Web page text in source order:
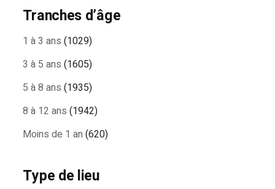
Tranches d’âge
1 à 3 ans (1029)
3 à 5 ans (1605)
5 à 8 ans (1935)
8 à 12 ans (1942)
Moins de 1 an (620)
Type de lieu